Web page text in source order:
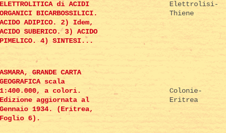
ELETTROLITICA di ACIDI
ORGANICI BICARBOSSILICI.
ACIDO ADIPICO. 2) Idem,
ACIDO SUBERICO. 3) ACIDO
PIMELICO. 4) SINTESI...
Elettrolisi-
Thiene
ASMARA, GRANDE CARTA
GEOGRAFICA scala
1:400.000, a colori.
Edizione aggiornata al
Gennaio 1934. (Eritrea,
Foglio 6).
Colonie-
Eritrea